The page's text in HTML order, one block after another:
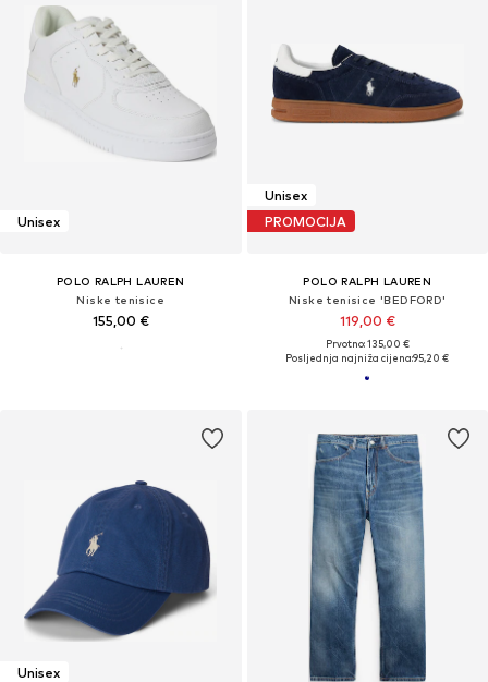
Unisex
POLO RALPH LAUREN
Niske tenisice
155,00 €
Unisex
PROMOCIJA
POLO RALPH LAUREN
Niske tenisice 'BEDFORD'
119,00 €
Prvotno: 135,00 €
Posljednja najniža cijena:95,20 €
Unisex